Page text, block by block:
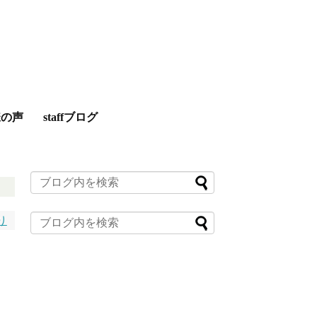
声 staffブログ